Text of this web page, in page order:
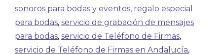
sonoros para bodas y eventos, regalo especial
para bodas, servicio de grabación de mensajes
para bodas, servicio de Teléfono de Firmas,
servicio de Teléfono de Firmas en Andalucía,